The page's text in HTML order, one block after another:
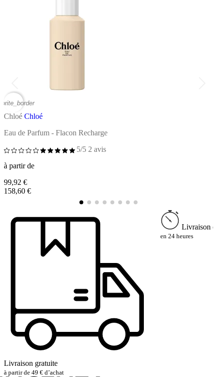
Chloé Chloé
Eau de Parfum - Flacon Recharge
5/5 2 avis
à partir de
99,92 €
158,60 €
Livraison gratuite
à partir de 49 € d’achat
Livraison
en 24 heures